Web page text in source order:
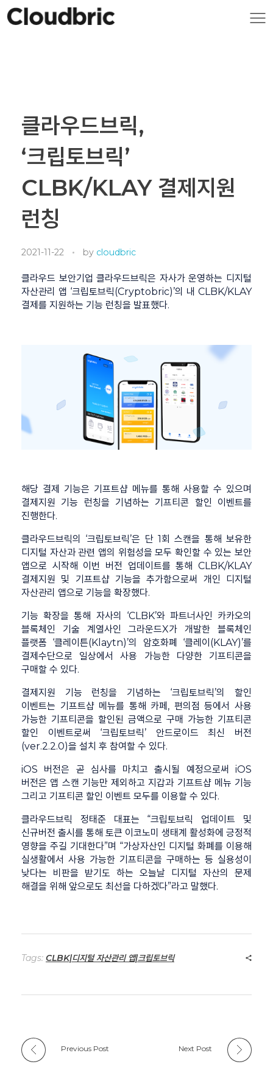
클라우드브릭,
‘크립토브릭’
CLBK/KLAY 결제지원
런칭
2021-11-22 by cloudbric
클라우드 보안기업 클라우드브릭은 자사가 운영하는 디지털
자산관리 앱 ‘크립토브릭(Cryptobric)’의 내 CLBK/KLAY
결제를 지원하는 기능 런칭을 발표했다.
해당 결제 기능은 기프트샵 메뉴를 통해 사용할 수 있으며
결제지원 기능 런칭을 기념하는 기프티콘 할인 이벤트를
진행한다.
클라우드브릭의 ‘크립토브릭’은 단 1회 스캔을 통해 보유한
디지털 자산과 관련 앱의 위험성을 모두 확인할 수 있는 보안
앱으로 시작해 이번 버전 업데이트를 통해 CLBK/KLAY
결제지원 및 기프트샵 기능을 추가함으로써 개인 디지털
자산관리 앱으로 기능을 확장했다.
기능 확장을 통해 자사의 ‘CLBK’와 파트너사인 카카오의
블록체인 기술 계열사인 그라운드X가 개발한 블록체인
플랫폼 ‘클레이튼(Klaytn)’의 암호화폐 ‘클레이(KLAY)’를
결제수단으로 일상에서 사용 가능한 다양한 기프티콘을
구매할 수 있다.
결제지원 기능 런칭을 기념하는 ‘크립토브릭’의 할인
이벤트는 기프트샵 메뉴를 통해 카페, 편의점 등에서 사용
가능한 기프티콘을 할인된 금액으로 구매 가능한 기프티콘
할인 이벤트로써 ‘크립토브릭’ 안드로이드 최신 버전
(ver.2.2.0)을 설치 후 참여할 수 있다.
iOS 버전은 곧 심사를 마치고 출시될 예정으로써 iOS
버전은 앱 스캔 기능만 제외하고 지갑과 기프트샵 메뉴 기능
그리고 기프티콘 할인 이벤트 모두를 이용할 수 있다.
클라우드브릭 정태준 대표는 “크립토브릭 업데이트 및
신규버전 출시를 통해 토큰 이코노미 생태계 활성화에 긍정적
영향을 주길 기대한다”며 “가상자산인 디지털 화폐를 이용해
실생활에서 사용 가능한 기프티콘을 구매하는 등 실용성이
낮다는 비판을 받기도 하는 오늘날 디지털 자산의 문제
해결을 위해 앞으로도 최선을 다하겠다”라고 말했다.
Tags: CLBK|디지털 자산관리 앱|크립토브릭
Previous Post Next Post